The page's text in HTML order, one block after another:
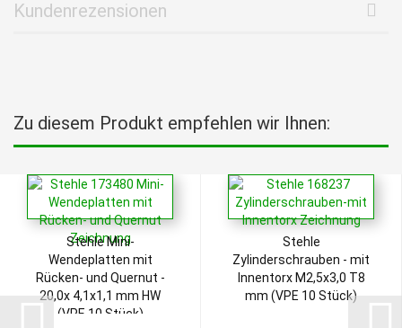
Kundenrezensionen
Zu diesem Produkt empfehlen wir Ihnen:
Stehle Mini-
Wendeplatten mit
Rücken- und Quernut -
20,0x 4,1x1,1 mm HW
(VPE 10 Stück)
Stehle
Zylinderschrauben - mit
Innentorx M2,5x3,0 T8
mm (VPE 10 Stück)